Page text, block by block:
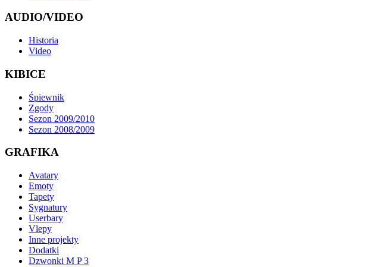
AUDIO/VIDEO
Historia
Video
KIBICE
Śpiewnik
Zgody
Sezon 2009/2010
Sezon 2008/2009
GRAFIKA
Avatary
Emoty
Tapety
Sygnatury
Userbary
Vlepy
Inne projekty
Dodatki
Dzwonki M P 3